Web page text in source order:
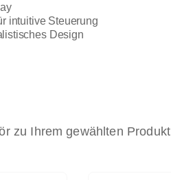
intuitive Steuerung
Design
zu Ihrem gewählten Produkt